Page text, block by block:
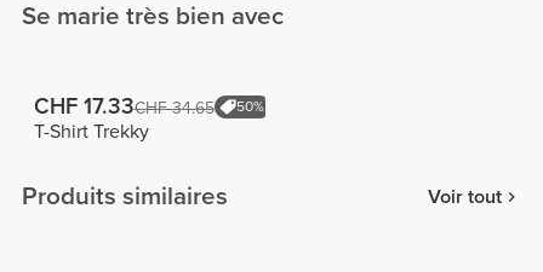
Se marie très bien avec
CHF 17.33CHF 34.65 50%
T-Shirt Trekky
Produits similaires Voir tout